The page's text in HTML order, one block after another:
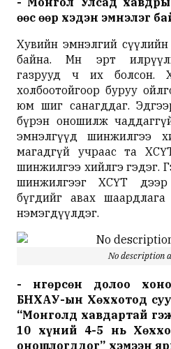
өөс өөр хэдэн эмнэлэг
Хувийн эмнэлгий
байна. Мөн эрт
газрууд ч их болсон.
холбоотойгоор буруу
юм шиг санагддаг.
бүрэн оношилж
эмнэлгүүд шинжилгээ
магадгүй учраас та
шинжилгээ хийлгэ гэдэг.
шинжилгээг ХСҮТ
бүгдийг авах
нэмэгдүүлдэг.
No description
- Өнгөрсөн долоо
БНХАУ-ын Хөххотод
“Монголд хавдартай
10 хүний 4-5 нь
оношлогддог” хэмээн